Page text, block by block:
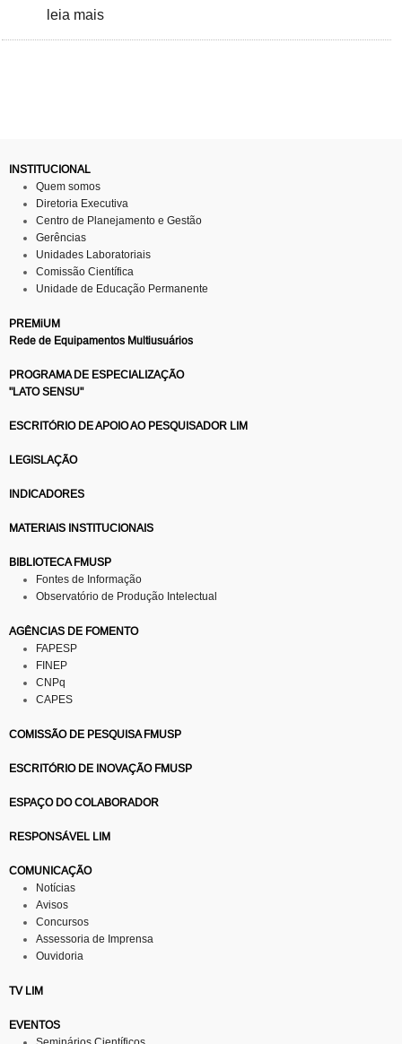
leia mais
INSTITUCIONAL
Quem somos
Diretoria Executiva
Centro de Planejamento e Gestão
Gerências
Unidades Laboratoriais
Comissão Científica
Unidade de Educação Permanente
PREMiUM
Rede de Equipamentos Multiusuários
PROGRAMA DE ESPECIALIZAÇÃO
"LATO SENSU"
ESCRITÓRIO DE APOIO AO PESQUISADOR LIM
LEGISLAÇÃO
INDICADORES
MATERIAIS INSTITUCIONAIS
BIBLIOTECA FMUSP
Fontes de Informação
Observatório de Produção Intelectual
AGÊNCIAS DE FOMENTO
FAPESP
FINEP
CNPq
CAPES
COMISSÃO DE PESQUISA FMUSP
ESCRITÓRIO DE INOVAÇÃO FMUSP
ESPAÇO DO COLABORADOR
RESPONSÁVEL LIM
COMUNICAÇÃO
Notícias
Avisos
Concursos
Assessoria de Imprensa
Ouvidoria
TV LIM
EVENTOS